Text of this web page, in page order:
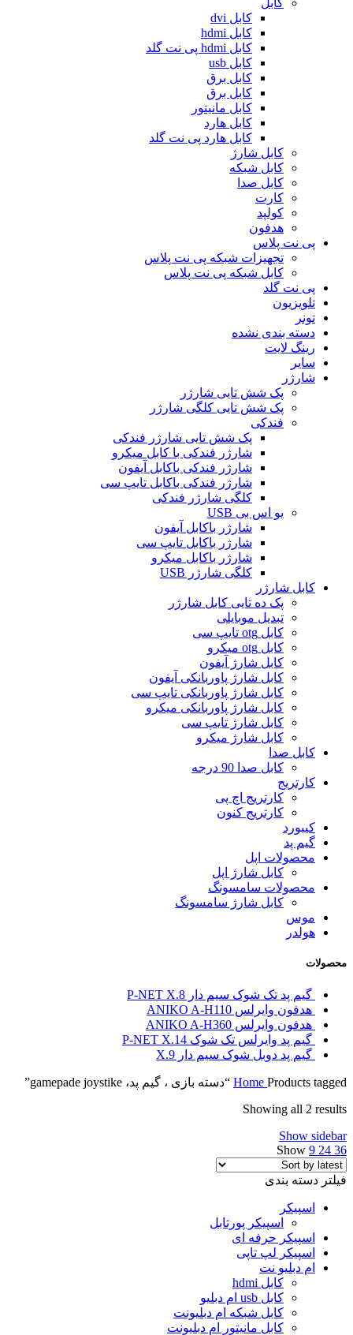
کابل
کابل dvi
کابل hdmi
کابل hdmi پی نت گلد
کابل usb
کابل برق
کابل برق
کابل مانیتور
کابل هارد
کابل هارد پی نت گلد
کابل شارژ
کابل شبکه
کابل صدا
کارت
کولپد
هدفون
پی نت پلاس
تجهیزات شبکه پی نت پلاس
کابل شبکه پی نت پلاس
پی نت گلد
تلویزیون
تونر
دسته بندی نشده
رینگ لایت
سایر
شارژر
پک شش تایی شارژر
پک شش تایی کلگی شارژر
فندکی
پک شش تایی شارژر فندکی
شارژر فندکی با کابل میکرو
شارژر فندکی باکابل آیفون
شارژر فندکی باکابل تایپ سی
کلگی شارژر فندکی
یو اس بی USB
شارژر باکابل آیفون
شارژر باکابل تایپ سی
شارژر باکابل میکرو
کلگی شارژر USB
کابل شارژر
پک ده تایی کابل شارژر
تبدیل موبایلی
کابل otg تایپ سی
کابل otg میکرو
کابل شارژ آیفون
کابل شارژ پاوربانکی آیفون
کابل شارژ پاوربانکی تایپ سی
کابل شارژ پاوربانکی میکرو
کابل شارژ تایپ سی
کابل شارژ میکرو
کابل صدا
کابل صدا 90 درجه
کارتریج
کارتریج اچ پی
کارتریج کنون
کیبورد
گیم پد
محصولات اپل
کابل شارژ اپل
محصولات سامسونگ
کابل شارژ سامسونگ
موس
هولدر
محصولات
گیم پد تک شوک سیم دار P-NET X.8
هدفون وایرلس ANIKO A-H110
هدفون وایرلس ANIKO A-H360
گیم پد وایرلس تک شوک P-NET X.14
گیم پد دوبل شوک سیم دار X.9
Home Products tagged “دسته بازی ، گیم پد، gamepade joystike”
Showing all 2 results
Show sidebar
Show 9 24 36
فیلتر دسته بندی
اسپیکر
اسپیکر پورتابل
اسپیکر حرفه ای
اسپیکر لپ تاپی
ام دبلیو نت
کابل hdmi
کابل usb ام دبلیو
کابل شبکه ام دبلیونت
کابل مانیتور ام دبلیونت